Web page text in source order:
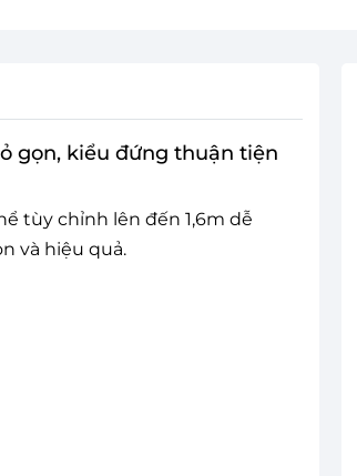
gọn, kiểu đứng thuận tiện
tùy chỉnh lên đến 1,6m dễ
và hiệu quả.